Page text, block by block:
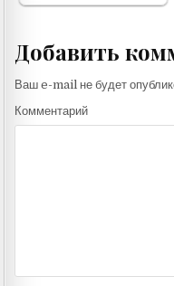
Добавить
Ваш e-mail не будет
Комментарий